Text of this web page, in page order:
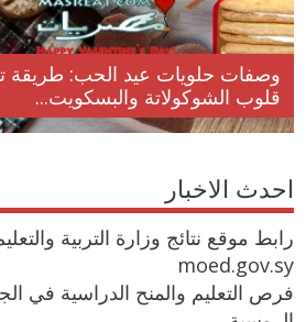
وصفات أكلات عيد راس السنة
والميلاد المجيد الكريسما...
احدث الاخبار
رابط موقع نتائج وزارة التربية
moed.gov.sy
فرص التعليم والمنح الدراسية في